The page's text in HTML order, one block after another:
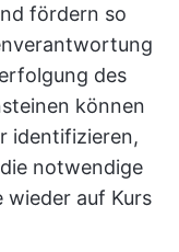
fördern so
des
können
identifizieren,
notwendige
auf Kurs